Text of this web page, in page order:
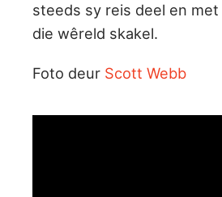
steeds sy reis deel en
die wêreld skakel.
Foto deur Scott Webb